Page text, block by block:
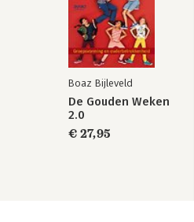
Boaz Bijleveld
De Gouden Weken
2.0
€ 27,95